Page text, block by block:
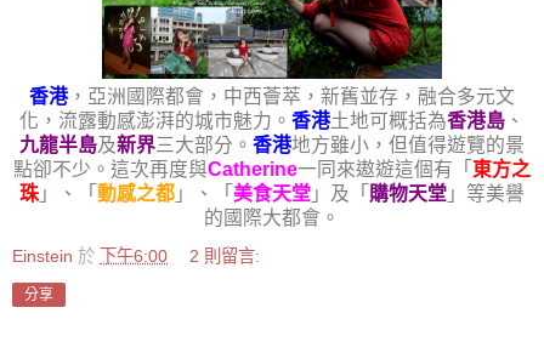
香港，亞洲國際都會，中西薈萃，新舊並存，融合多元文
化，流露動感澎湃的城市魅力。 香港土地可概括為香港島 、
九龍半島及新界三大部分。 香港地方雖小，但值得遊覽的景
點卻不少。這次再度與Catherine一同來遨遊這個有「 東方之
珠 」、「 動感之都 」、「 美食天堂 」及「 購物天堂 」等美譽
的國際大都會。
Einstein 於 下午6:00 2 則留言:
分享